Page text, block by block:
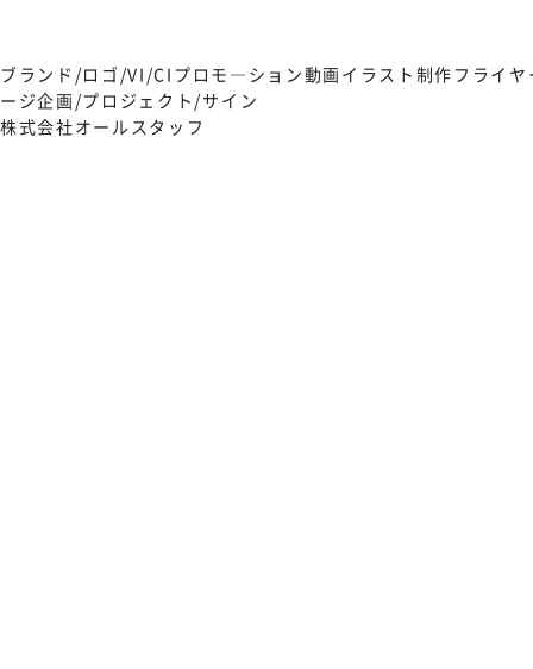
ブランド/ロゴ/VI/CI プロモ―ション動画 イラスト制作 フライ
ージ企画/プロジェクト/サイン
株式会社オールスタッフ